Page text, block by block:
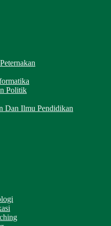
Politik
Dan Ilmu Pendidikan